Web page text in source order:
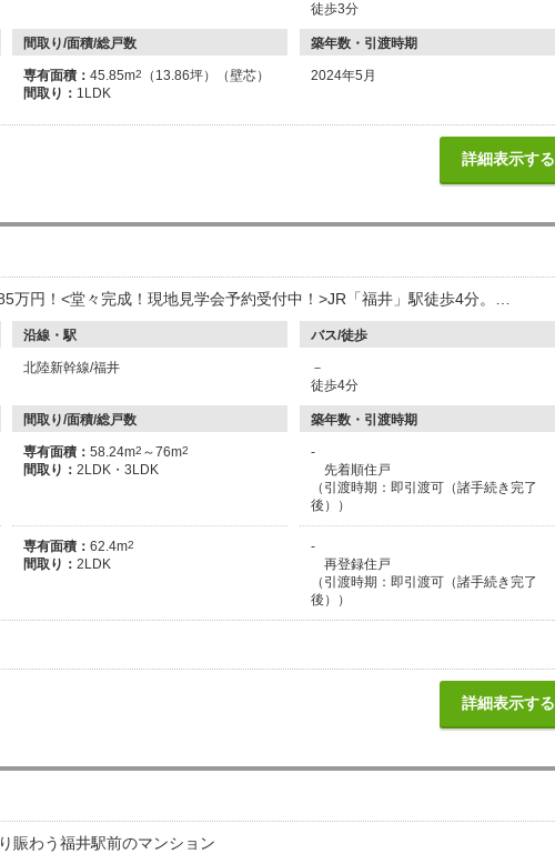
徒歩3分
間取り/面積/総戸数 築年数・引渡時期
専有面積： 45.85m2
（13.86坪）（壁芯）
間取り： 1LDK
2024年5月
詳細表示する
円！<堂々完成！現地見学会予約受付中！>JR「福井」駅徒歩4分。…
沿線・駅 バス/徒歩
北陸新幹線/福井
－
徒歩4分
間取り/面積/総戸数 築年数・引渡時期
専有面積： 58.24m2 ～76m2
間取り： 2LDK・3LDK
-
先着順住戸
（引渡時期：即引渡可（諸手続き完了
後））
専有面積： 62.4m2
間取り： 2LDK
-
再登録住戸
（引渡時期：即引渡可（諸手続き完了
後））
詳細表示する
賑わう福井駅前のマンション